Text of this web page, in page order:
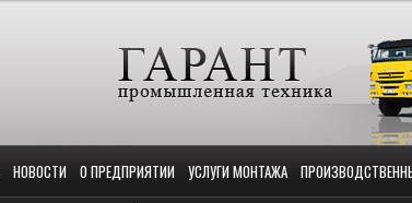
НОВОСТИ О ПРЕДПРИЯТИИ УСЛУГИ МОНТАЖА